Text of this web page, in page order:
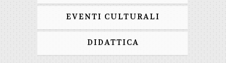
EVENTI CULTURALI
DIDATTICA